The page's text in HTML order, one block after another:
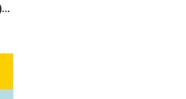
【LINE友だち特別企画】8月3日(月)~8月9日(日)夏まつりキャンペーン